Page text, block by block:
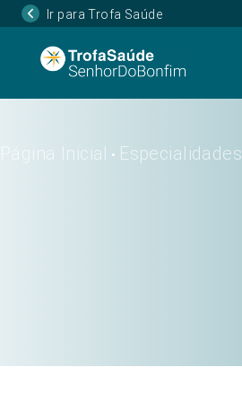
Ir para Trofa Saúde
Página Inicial • Especialidades